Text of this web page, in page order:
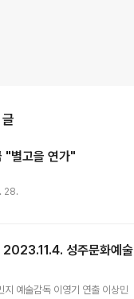
"별고을 연가"
28.
2023.11.4. 성주문화예술
지 예술감독 이영기 연출 이상민